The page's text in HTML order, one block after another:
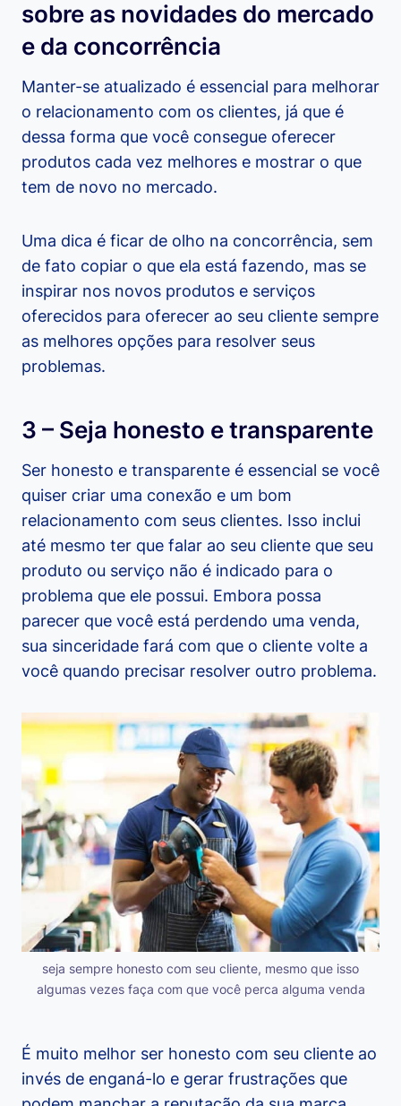
sobre as novidades do mercado
e da concorrência
Manter-se atualizado é essencial para melhorar
o relacionamento com os clientes, já que é
dessa forma que você consegue oferecer
produtos cada vez melhores e mostrar o que
tem de novo no mercado.
Uma dica é ficar de olho na concorrência, sem
de fato copiar o que ela está fazendo, mas se
inspirar nos novos produtos e serviços
oferecidos para oferecer ao seu cliente sempre
as melhores opções para resolver seus
problemas.
3 – Seja honesto e transparente
Ser honesto e transparente é essencial se você
quiser criar uma conexão e um bom
relacionamento com seus clientes. Isso inclui
até mesmo ter que falar ao seu cliente que seu
produto ou serviço não é indicado para o
problema que ele possui. Embora possa
parecer que você está perdendo uma venda,
sua sinceridade fará com que o cliente volte a
você quando precisar resolver outro problema.
seja sempre honesto com seu cliente, mesmo que isso
algumas vezes faça com que você perca alguma venda
É muito melhor ser honesto com seu cliente ao
invés de enganá-lo e gerar frustrações que